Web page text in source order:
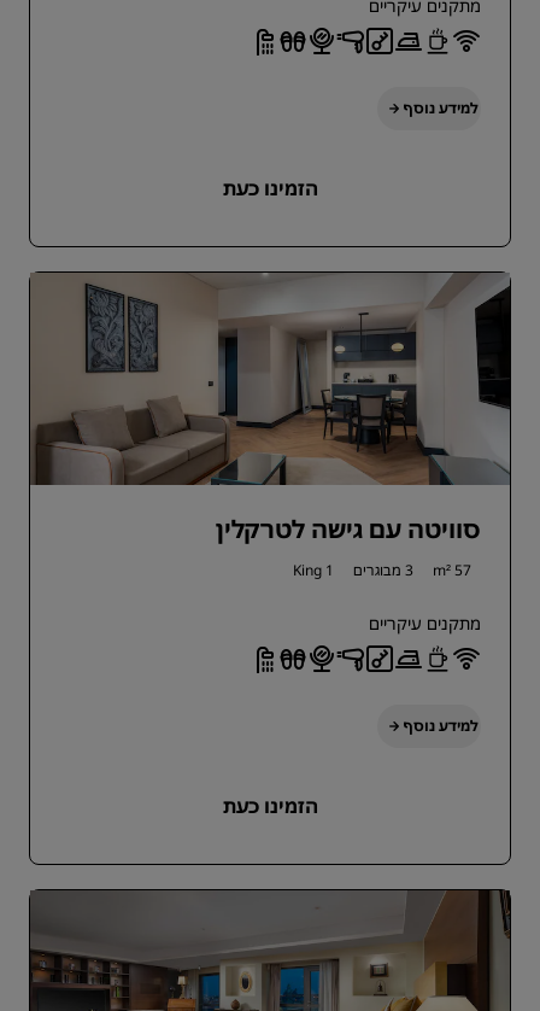
מתקנים עיקריים
למידע נוסף
הזמינו כעת
סוויטה עם גישה לטרקלין
57 m² 3 מבוגרים 1 King
מתקנים עיקריים
למידע נוסף
הזמינו כעת